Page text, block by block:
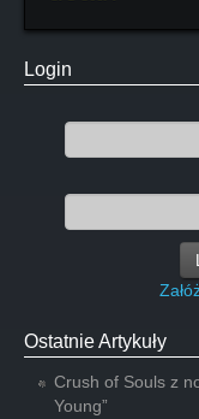
Login
Ostatnie Artykuły
Crush of Souls z
Young”